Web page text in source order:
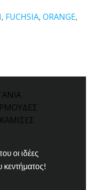
, FUCHSIA, ORANGE,
οι ιδέες
κεντήματος!